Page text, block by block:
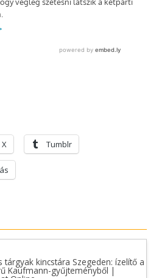
X Tumblr
tárgyak kincstára Szegeden: ízelítő a
Kaufmann-gyűjteményből |